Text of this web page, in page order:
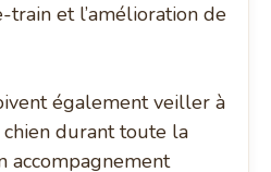
et l’amélioration de
également veiller à
durant toute la
accompagnement